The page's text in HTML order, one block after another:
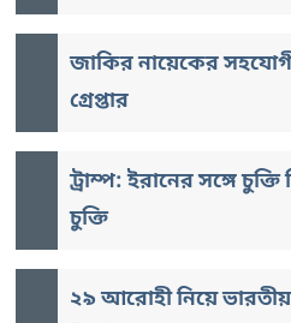
জাকির নায়েকের
গ্রেপ্তার
ট্রাম্প: ইরানের সঙ্গে
চুক্তি
২৯ আরোহী নিয়ে ভারতীয়